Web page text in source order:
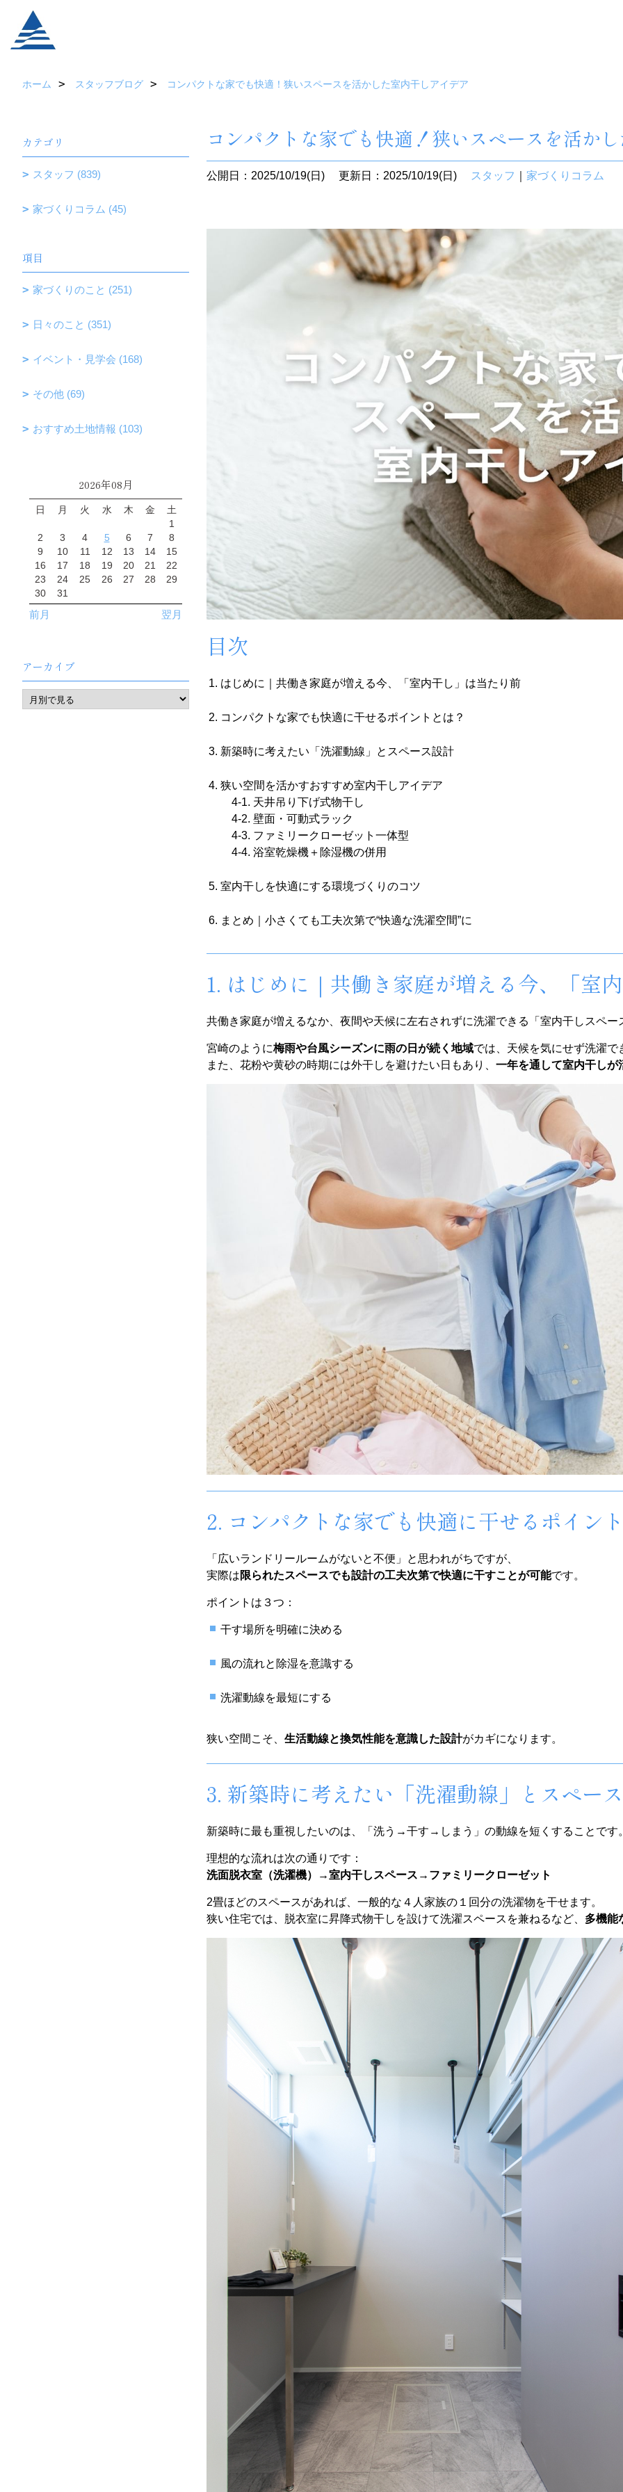
ホーム スタッフブログ コンパクトな家でも快適！狭いスペースを活かした室内干しアイデア
コンパクトな家でも快適！狭いスペースを活か
公開日：2025/10/19(日) 更新日：2025/10/19(日) スタッフ 家づくりコラム
目次
はじめに｜共働き家庭が増える今、「室内干し」は当たり前
コンパクトな家でも快適に干せるポイントとは？
新築時に考えたい「洗濯動線」とスペース設計
狭い空間を活かすおすすめ室内干しアイデア
4-1. 天井吊り下げ式物干し
4-2. 壁面・可動式ラック
4-3. ファミリークローゼット一体型
4-4. 浴室乾燥機＋除湿機の併用
室内干しを快適にする環境づくりのコツ
まとめ｜小さくても工夫次第で“快適な洗濯空間”に
1. はじめに｜共働き家庭が増える今、「室
共働き家庭が増えるなか、夜間や天候に左右されずに洗濯できる「室内干しスペ
宮崎のように梅雨や台風シーズンに雨の日が続く地域では、天候を気にせず洗濯
また、花粉や黄砂の時期には外干しを避けたい日もあり、 一年を通して室内干しが
2. コンパクトな家でも快適に干せるポイン
「広いランドリールームがないと不便」と思われがちですが、
実際は限られたスペースでも設計の工夫次第で快適に干すことが可能です。
ポイントは３つ：
干す場所を明確に決める
風の流れと除湿を意識する
洗濯動線を最短にする
狭い空間こそ、 生活動線と換気性能を意識した設計がカギになります。
3. 新築時に考えたい「洗濯動線」とスペー
新築時に最も重視したいのは、「洗う→干す→しまう」の動線を短くすることです
理想的な流れは次の通りです：
洗面脱衣室（洗濯機）→室内干しスペース→ファミリークローゼット
2畳ほどのスペースがあれば、一般的な４人家族の１回分の洗濯物を干せます。
狭い住宅では、脱衣室に昇降式物干しを設けて洗濯スペースを兼ねるなど、 多機能
カテゴリ
スタッフ (839)
家づくりコラム (45)
項目
家づくりのこと (251)
日々のこと (351)
イベント・見学会 (168)
その他 (69)
おすすめ土地情報 (103)
2026年08月
日 月 火 水 木 金
土
1
2
3 4 5 6 7
8
9
10 11 12 13 14
15
16
17 18 19 20 21
22
23
24 25 26 27 28
29
30
31
前月 翌月
アーカイブ